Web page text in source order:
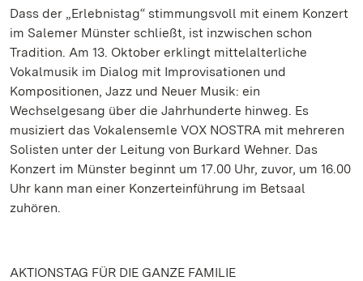
Dass der „Erlebnistag“ stimmungsvoll mit einem Konzert
im Salemer Münster schließt, ist inzwischen schon
Tradition. Am 13. Oktober erklingt mittelalterliche
Vokalmusik im Dialog mit Improvisationen und
Kompositionen, Jazz und Neuer Musik: ein
Wechselgesang über die Jahrhunderte hinweg. Es
musiziert das Vokalensemle VOX NOSTRA mit mehreren
Solisten unter der Leitung von Burkard Wehner. Das
Konzert im Münster beginnt um 17.00 Uhr, zuvor, um 16.00
Uhr kann man einer Konzerteinführung im Betsaal
zuhören.
AKTIONSTAG FÜR DIE GANZE FAMILIE